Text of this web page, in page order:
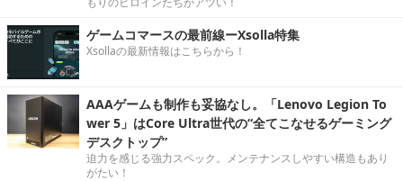
ゲームコマースの最前線ーXsolla特集
Xsollaの最新情報はこちらから！
AAAゲームも制作も妥協なし。「Lenovo Legion To
wer 5」はCore Ultra世代の“全てこなせるゲーミング
デスクトップ”
迫力を感じる強力スペック。メンテナンスしやすい構造もあり
がたい！